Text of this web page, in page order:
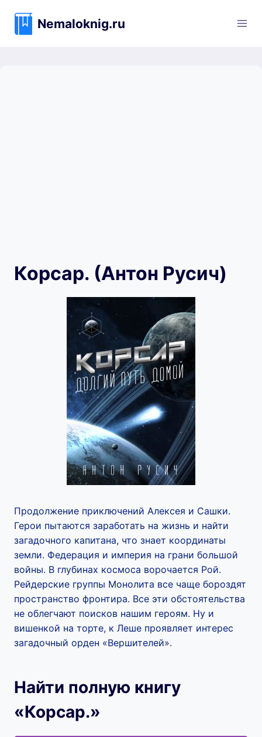
содержимому
Nemaloknig.ru
Корсар. (Антон Русич)
Продолжение приключений Алексея и Сашки.
Герои пытаются заработать на жизнь и найти
загадочного капитана, что знает координаты
земли. Федерация и империя на грани большой
войны. В глубинах космоса ворочается Рой.
Рейдерские группы Монолита все чаще бороздят
пространство фронтира. Все эти обстоятельства
не облегчают поисков нашим героям. Ну и
вишенкой на торте, к Леше проявляет интерес
загадочный орден «Вершителей».
Найти полную книгу
«Корсар.»